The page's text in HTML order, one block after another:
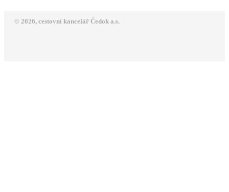
© 2026, cestovní kancelář Čedok a.s.